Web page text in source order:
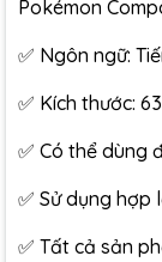
Pokémon
✅ Ngôn ngữ:
✅ Kích thước:
✅ Có thể dùng
✅ Sử dụng hợp
✅ Tất cả sản